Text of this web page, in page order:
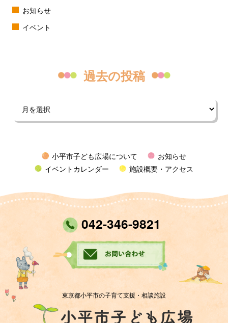
お知らせ
イベント
過去の投稿
小平市子ども広場について
お知らせ
イベントカレンダー
施設概要・アクセス
042-346-9821
東京都小平市の子育て支援・相談施設